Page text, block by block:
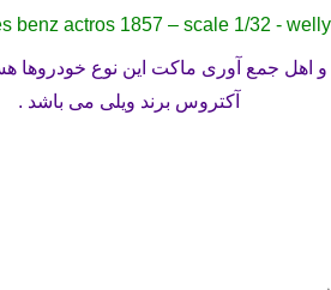
benz actros 1857 – scale 1/32 - welly
و اهل جمع آوری ماکت این نوع خودروها
آکتروس برند ویلی می باشد .